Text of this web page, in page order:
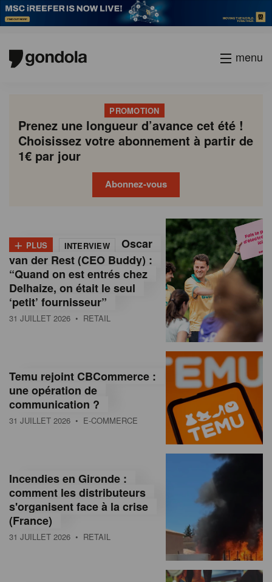
menu
PROMOTION
Prenez une longueur d’avance cet été !
Choisissez votre abonnement à partir de
1€ par jour
Abonnez-vous
o
n
d
o
M
a
g
n
e
+ PLUS INTERVIEW
Oscar
van der Rest (CEO Buddy) :
“Quand on est entrés chez
Delhaize, on était le seul
‘petit’ fournisseur”
31 JUILLET 2026 • RETAIL
Temu rejoint CBCommerce :
une opération de
communication ?
31 JUILLET 2026 • E-COMMERCE
Incendies en Gironde :
comment les distributeurs
s'organisent face à la crise
(France)
31 JUILLET 2026 • RETAIL